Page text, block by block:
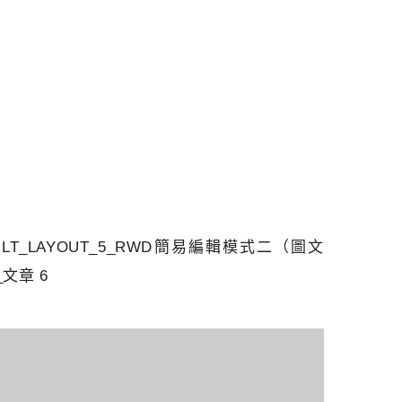
簡易編輯模式二（圖文
章 6